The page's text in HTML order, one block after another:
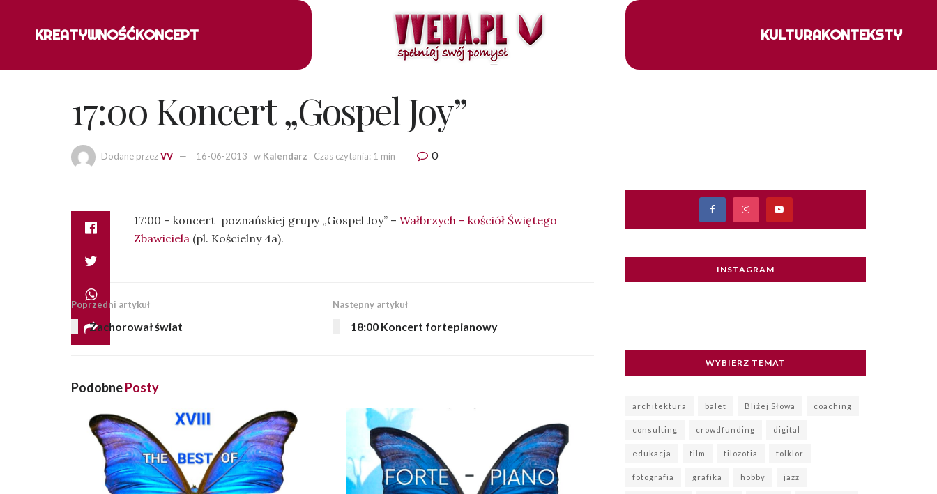
KREATYWNOŚĆKONCEPT KULTURAKONTEKSTY
17:00 Koncert „Gospel Joy”
Dodane przezVV 16-06-2013 w Kalendarz Czas czytania: 1 min 0
17:00 – koncert poznańskiej grupy „Gospel Joy” – Wałbrzych – kościół Świętego
Zbawiciela (pl. Kościelny 4a).
Poprzedni artykuł
Zachorował świat
Następny artykuł
18:00 Koncert fortepianowy
PodobnePosty
INSTAGRAM
WYBIERZ TEMAT
architektura balet Bliżej Słowa coaching
consulting crowdfunding digital
edukacja film filozofia folklor
fotografia grafika hobby jazz